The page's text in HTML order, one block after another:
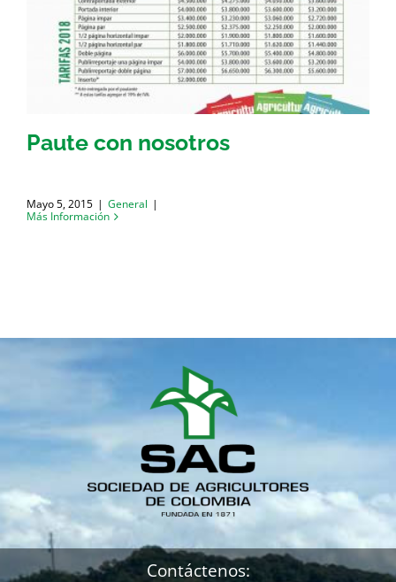
Paute con nosotros
Mayo 5, 2015 | General |
Más Información
Contáctenos: